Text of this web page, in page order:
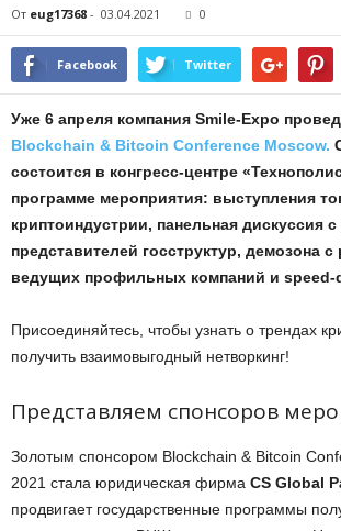
От eug17368 - 03.04.2021 0
Facebook Twitter
Уже 6 апреля компания Smile-Expo
Blockchain & Bitcoin Conference Moscow.
состоится в конгресс-центре
программе мероприятия: выступления
криптоиндустрии, панельная дискуссия
представителей госструктур, демозона
ведущих профильных компаний и speed-
Присоединяйтесь, чтобы узнать о трендах
получить взаимовыгодный нетворкинг!
Представляем спонсоров
Золотым спонсором Blockchain & Bitcoin
2021 стала юридическая фирма CS Global
продвигает государственные программы